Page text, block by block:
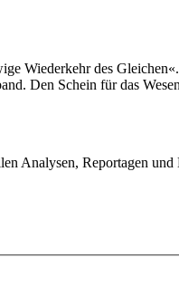
Wiederkehr des
Den Schein für das
Analysen, Reportagen und